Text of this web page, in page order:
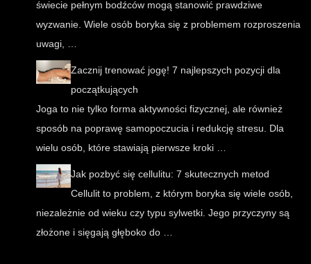
świecie pełnym bodźców mogą stanowić prawdziwe
wyzwanie. Wiele osób boryka się z problemem rozproszenia
uwagi, …
Zacznij trenować jogę! 7 najlepszych pozycji dla
początkujących
Joga to nie tylko forma aktywności fizycznej, ale również
sposób na poprawę samopoczucia i redukcję stresu. Dla
wielu osób, które stawiają pierwsze kroki …
Jak pozbyć się cellulitu: 7 skutecznych metod
Cellulit to problem, z którym boryka się wiele osób,
niezależnie od wieku czy typu sylwetki. Jego przyczyny są
złożone i sięgają głęboko do …